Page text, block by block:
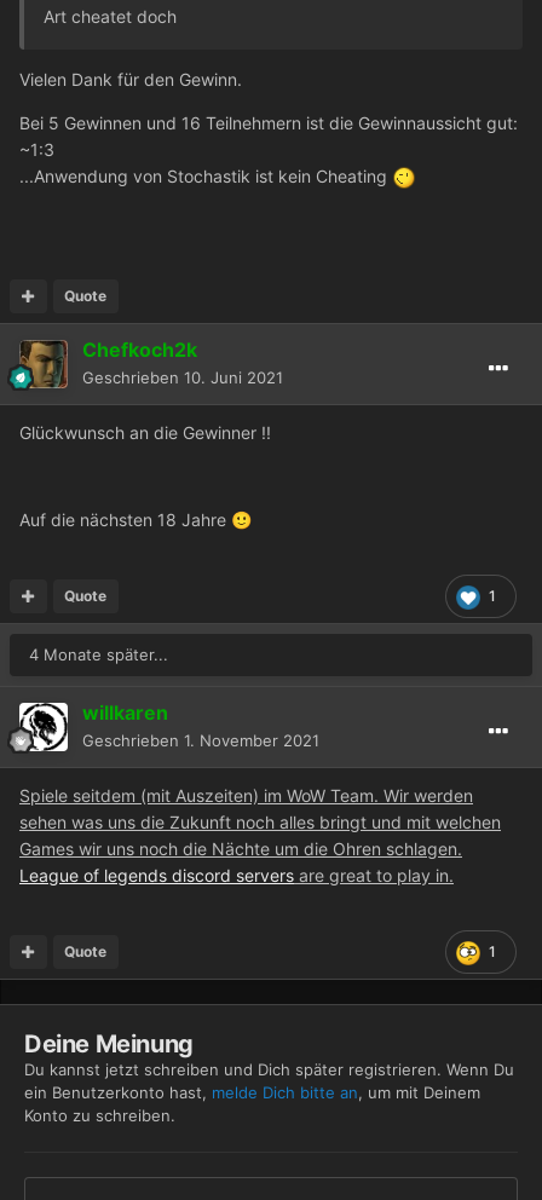
Art cheatet doch
Vielen Dank für den Gewinn.
Bei 5 Gewinnen und 16 Teilnehmern ist die Gewinnaussicht gut:
~1:3
...Anwendung von Stochastik ist kein Cheating
Quote
Chefkoch2k
Geschrieben 10. Juni 2021
Glückwunsch an die Gewinner !!
Auf die nächsten 18 Jahre 🙂
1
Quote
4 Monate später...
willkaren
Geschrieben 1. November 2021
Spiele seitdem (mit Auszeiten) im WoW Team. Wir werden
sehen was uns die Zukunft noch alles bringt und mit welchen
Games wir uns noch die Nächte um die Ohren schlagen.
League of legends discord servers are great to play in.
1
Quote
Deine Meinung
Du kannst jetzt schreiben und Dich später registrieren. Wenn Du
ein Benutzerkonto hast, melde Dich bitte an, um mit Deinem
Konto zu schreiben.